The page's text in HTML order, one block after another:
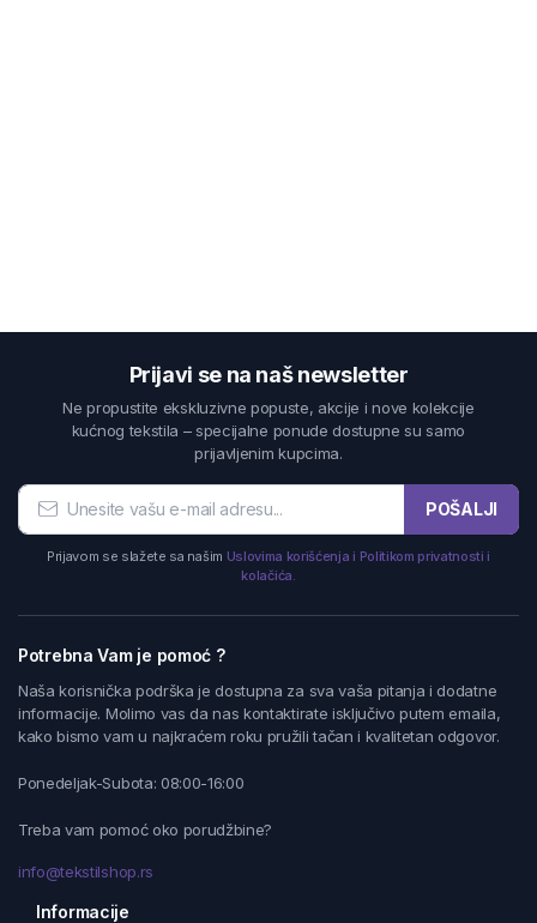
Prijavi se na naš newsletter
Ne propustite ekskluzivne popuste, akcije i nove kolekcije
kućnog tekstila – specijalne ponude dostupne su samo
prijavljenim kupcima.
POŠALJI
Prijavom se slažete sa našim Uslovima korišćenja i Politikom privatnosti i
kolačića.
Potrebna Vam je pomoć ?
Naša korisnička podrška je dostupna za sva vaša pitanja i dodatne
informacije. Molimo vas da nas kontaktirate isključivo putem emaila,
kako bismo vam u najkraćem roku pružili tačan i kvalitetan odgovor.
Ponedeljak-Subota: 08:00-16:00
Treba vam pomoć oko porudžbine?
info@tekstilshop.rs
Informacije